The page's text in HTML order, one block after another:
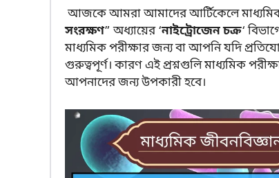
আজকে আমরা আমাদের আর্টিকেলে মাধ্যমিক
সংরক্ষণ” অধ্যায়ের ‘নাইট্রোজেন চক্র‘
মাধ্যমিক পরীক্ষার জন্য বা আপনি যদি
গুরুত্বপূর্ণ। কারণ এই প্রশ্নগুলি মাধ্যমিক
আপনাদের জন্য উপকারী হবে।